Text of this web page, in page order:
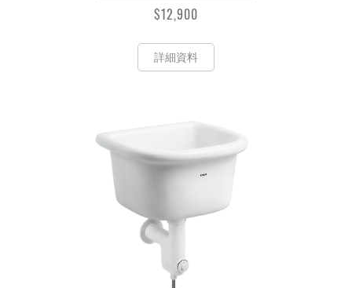
$12,900
詳細資料